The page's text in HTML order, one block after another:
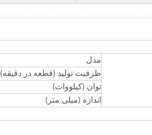
مدل
ظرفیت تولید (قطعه در دقیقه)
توان (کیلووات)
اندازه (میلی متر)